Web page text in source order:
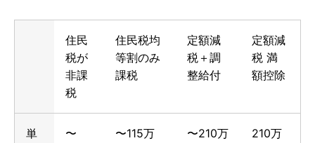
住民
税が
非課
税
住民税均
等割のみ
課税
定額減
税＋調
整給付
定額減
税 満
額控除
単
〜
〜115万
〜210万
210万